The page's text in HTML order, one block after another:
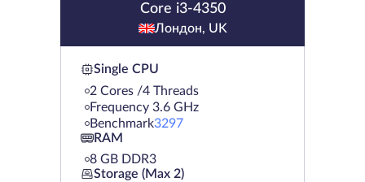
Core i3-4350
Лондон, UK
Single CPU
2 Cores /4 Threads
Frequency 3.6 GHz
Benchmark3297
RAM
8 GB DDR3
Storage (Max 2)